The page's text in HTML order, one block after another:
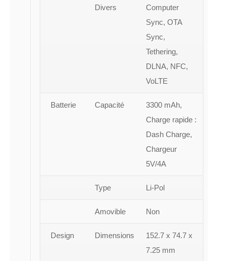
Divers
Computer
Sync, OTA
Sync,
Tethering,
DLNA, NFC,
VoLTE
Batterie Capacité
3300 mAh,
Charge rapide :
Dash Charge,
Chargeur
5V/4A
Type Li-Pol
Amovible Non
Design Dimensions
152.7 x 74.7 x
7.25 mm